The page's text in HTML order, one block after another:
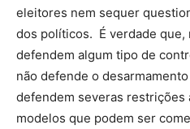
eleitores nem sequer
dos políticos. É verdade que,
defendem algum tipo de
não defende o
defendem severas restrições
modelos que podem ser